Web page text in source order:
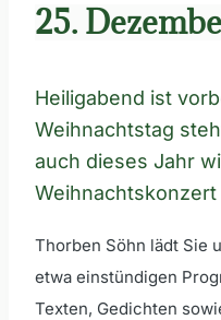
25.
Heiligabend ist
Weihnachtstag
auch dieses Jahr
Thorben Söhn lädt Sie
etwa einstündigen
Texten, Gedichten